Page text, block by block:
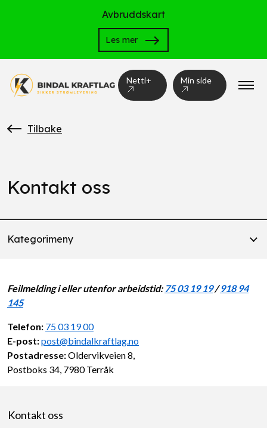
Avbruddskart
Les mer
Netti+ Min side
Tilbake
Kontakt oss
Kategorimeny
Feilmelding i eller utenfor arbeidstid: 75 03 19 19/918 94
145
Telefon: 75 03 19 00
E-post:post@bindalkraftlag.no
Postadresse:Oldervikveien 8,
Postboks 34, 7980 Terråk
Kontakt oss